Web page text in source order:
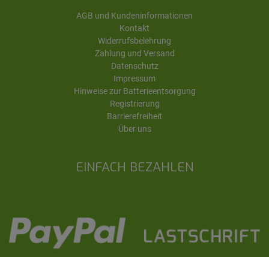
EINFACH BEZAHLEN
AGB und Kundeninformationen
Kontakt
Widerrufsbelehrung
Zahlung und Versand
Datenschutz
Impressum
Hinweise zur Batterieentsorgung
Registrierung
Barrierefreiheit
Über uns